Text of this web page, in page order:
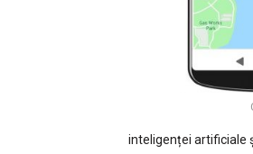
inteligenței artificiale